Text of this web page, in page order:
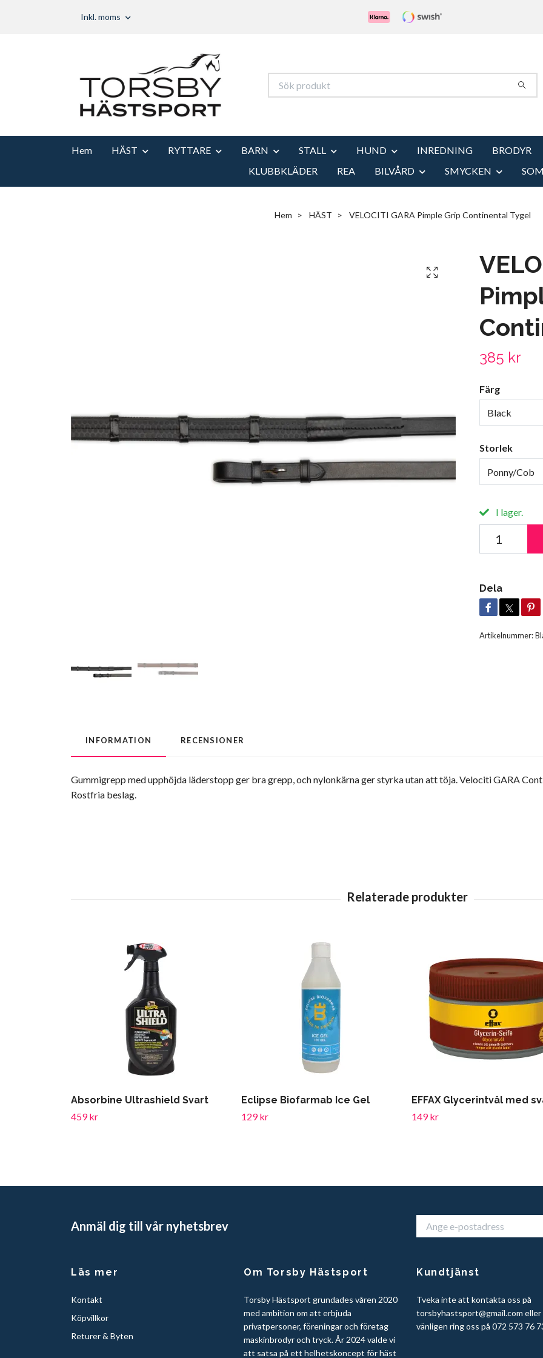
Inkl. moms
Hem HÄST RYTTARE BARN STALL HUND INREDNING BRODYR
KLUBBKLÄDER
REA BILVÅRD SMYCKEN
Hem HÄST VELOCITI GARA Pimple Grip Continental Tygel
385 kr
Färg
Black
Storlek
Ponny/Cob
I lager.
Dela
Artikelnummer:
INFORMATION RECENSIONER
Gummigrepp med upphöjda läderstopp ger bra grepp, och nylonkärna ger styrka utan att töja. Velociti GARA
Rostfria beslag.
Absorbine Ultrashield Svart
459 kr
Eclipse Biofarmab Ice Gel
129 kr
EFFAX Glycerintvål med
149 kr
Anmäl dig till vår nyhetsbrev
Läs mer
Kontakt
Köpvillkor
Returer & Byten
Om Torsby Hästsport
Torsby Hästsport grundades våren 2020
med ambition om att erbjuda
privatpersoner, föreningar och företag
maskinbrodyr och tryck. År 2024 valde vi
att satsa på ett helhetskoncept för häst
Kundtjänst
Tveka inte att kontakta oss på
torsbyhastsport@gmail.com eller
vänligen ring oss på 072 573 76